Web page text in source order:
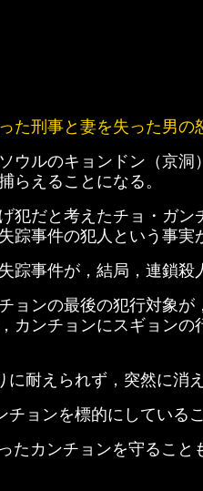
た刑事と妻を失った男
ウルのキョンドン（京
らえることになる。
犯だと考えたチョ・ガ
踪事件の犯人という事実
踪事件が，結局，連鎖殺
ョンの最後の犯行対象
カンチョンにスギョン
耐えられず，突然に消え
ョンを標的にしている
カンチョンを守るこ